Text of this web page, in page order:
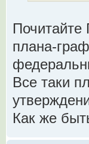
плана-
Все таки
Как же